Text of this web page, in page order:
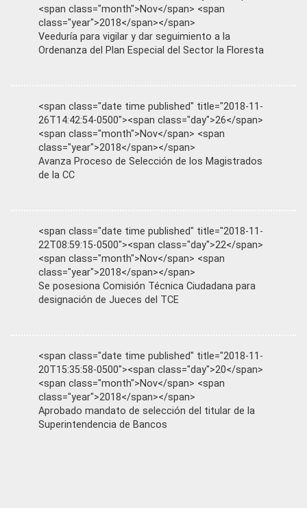
<span class="month">Nov</span> <span
class="year">2018</span></span>
Veeduría para vigilar y dar seguimiento a la
Ordenanza del Plan Especial del Sector la Floresta
<span class="date time published" title="2018-11-
26T14:42:54-0500"><span class="day">26</span>
<span class="month">Nov</span> <span
class="year">2018</span></span>
Avanza Proceso de Selección de los Magistrados
de la CC
<span class="date time published" title="2018-11-
22T08:59:15-0500"><span class="day">22</span>
<span class="month">Nov</span> <span
class="year">2018</span></span>
Se posesiona Comisión Técnica Ciudadana para
designación de Jueces del TCE
<span class="date time published" title="2018-11-
20T15:35:58-0500"><span class="day">20</span>
<span class="month">Nov</span> <span
class="year">2018</span></span>
Aprobado mandato de selección del titular de la
Superintendencia de Bancos